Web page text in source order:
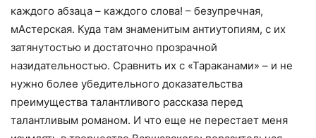
каждого абзаца – каждого слова! – безупречная,
мАстерская. Куда там знаменитым антиутопиям, с их
затянутостью и достаточно прозрачной
назидательностью. Сравнить их с «Тараканами» – и не
нужно более убедительного доказательства
преимущества талантливого рассказа перед
талантливым романом. И что еще не перестает меня